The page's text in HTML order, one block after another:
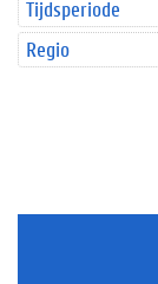
Tijdsperiode
Regio